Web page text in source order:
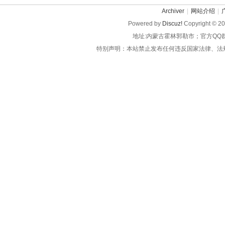
Archiver 网站介绍
Powered by Discuz! Copyright ©
地址:内蒙古霍林郭勒市；官方QQ
特别声明：本站禁止发布任何违反国家法律、